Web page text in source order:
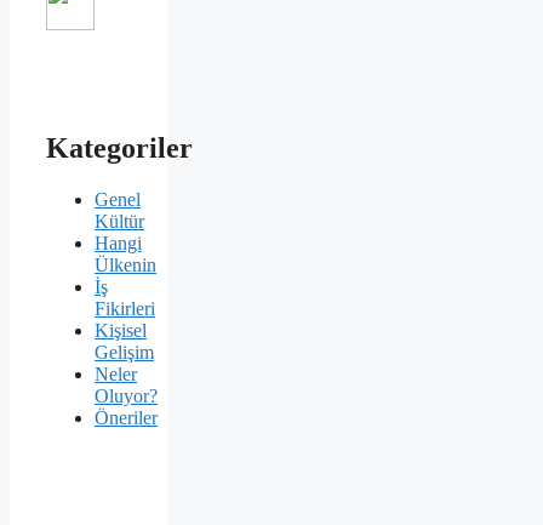
Kategoriler
Genel
Kültür
Hangi
Ülkenin
İş
Fikirleri
Kişisel
Gelişim
Neler
Oluyor?
Öneriler